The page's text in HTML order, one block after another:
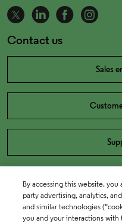
Contact us
Sales
By accessing this website,
party advertising, analytics,
and similar technologies
you and your interactions